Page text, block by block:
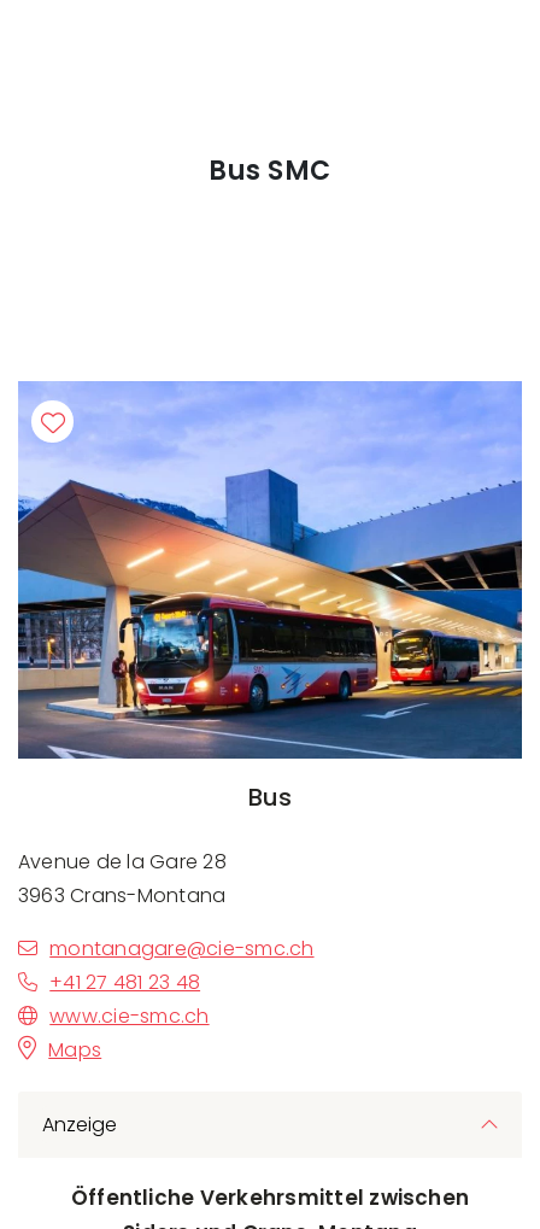
Bus SMC
Bus
Avenue de la Gare 28
3963 Crans-Montana
montanagare@cie-smc.ch
+41 27 481 23 48
www.cie-smc.ch
Maps
Anzeige
Öffentliche Verkehrsmittel zwischen